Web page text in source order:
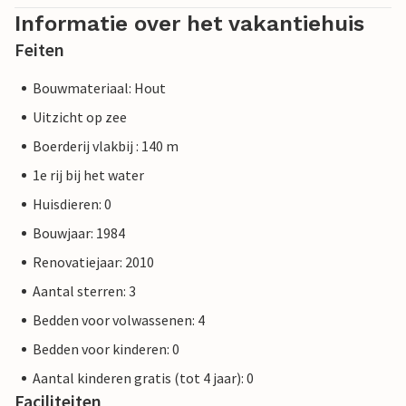
Informatie over het vakantiehuis
Feiten
Bouwmateriaal: Hout
Uitzicht op zee
Boerderij vlakbij : 140 m
1e rij bij het water
Huisdieren: 0
Bouwjaar: 1984
Renovatiejaar: 2010
Aantal sterren: 3
Bedden voor volwassenen: 4
Bedden voor kinderen: 0
Aantal kinderen gratis (tot 4 jaar): 0
Faciliteiten